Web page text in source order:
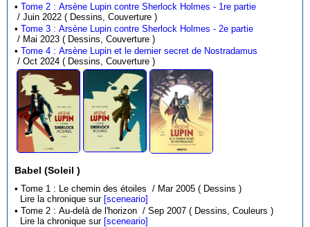
•Tome 2 : Arsène Lupin contre Sherlock Holmes - 1re partie
/ Juin 2022 ( Dessins, Couverture )
•Tome 3 : Arsène Lupin contre Sherlock Holmes - 2e partie
/ Mai 2023 ( Dessins, Couverture )
•Tome 4 : Arsène Lupin et le dernier secret de Nostradamus
/ Oct 2024 ( Dessins, Couverture )
Babel (Soleil )
• Tome 1 : Le chemin des étoiles / Mar 2005 ( Dessins )
Lire la chronique sur [sceneario]
• Tome 2 : Au-delà de l'horizon / Sep 2007 ( Dessins, Couleurs )
Lire la chronique sur [sceneario]